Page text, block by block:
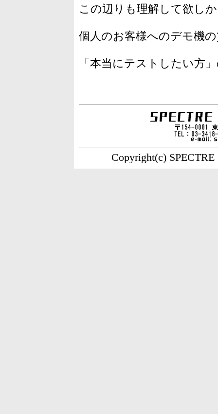
この辺りも理解して欲し
個人のお客様へのデモ機
「本当にテストしたい方
Copyright(c)